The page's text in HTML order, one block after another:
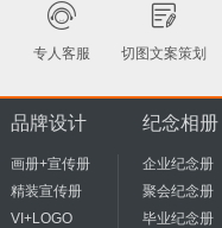
专人客服 切图文案策划
品牌设计
画册+宣传册
精装宣传册
VI+LOGO
纪念相册
企业纪念册
聚会纪念册
毕业纪念册